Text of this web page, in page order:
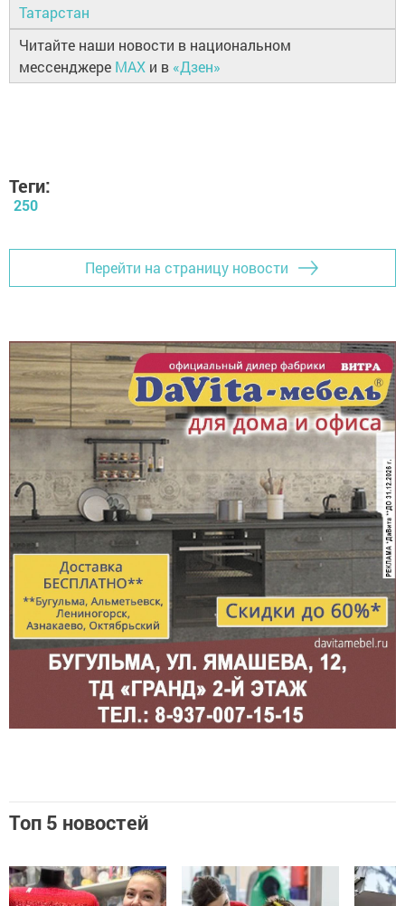
Татарстан
Читайте наши новости в национальном
мессенджере MAX и в «Дзен»
Теги:
250
Перейти на страницу новости
Топ 5 новостей